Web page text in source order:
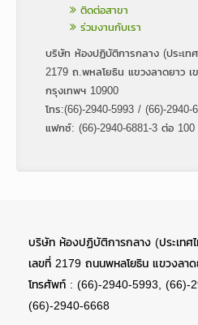
ติดต่อสาขา
ร่วมงานกับเรา
บริษัท ห้องปฏิบัติการกลาง (ประเท
2179 ถ.พหลโยธิน แขวงลาดยาว เ
กรุงเทพฯ 10900
โทร:(66)-2940-5993 / (66)-2940-
แฟกซ์: (66)-2940-6881-3 ต่อ
บริษัท ห้องปฏิบัติการกลาง (ประเทศ
เลขที่ 2179 ถนนพหลโยธิน แขวงลา
โทรศัพท์ : (66)-2940-5993, (66)-
(66)-2940-6668